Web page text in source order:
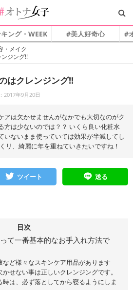
ング・WEEK #美人好奇心 #
・メイク
ジング!!
はクレンジング!!
2017年9月20日
アは欠かせませんがなかでも大切なのがク
方は少ないのでは？？ いくら良い化粧水
いないまま使っていては効果が半減してし
リ、綺麗に年を重ねていきたいですね！
ツイート 送る
目次
て一番基本的なお手入れ方法で
ど様々なスキンケア用品があります
せない事は正しいクレンジングです。
時は、必ず落としてから寝るようにしま